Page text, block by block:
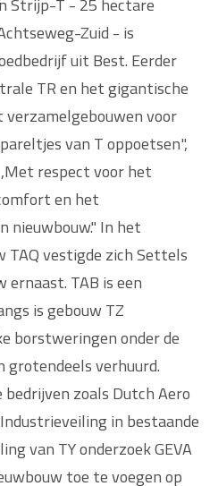
Zuid - is
uit Best. Eerder
TR en het gigantische
voor
van T oppoetsen",
respect voor het
en het
nieuwbouw." In het
TAQ vestigde zich Settels
ernaast. TAB is een
is gebouw TZ
borstweringen onder de
grotendeels verhuurd.
zoals Dutch Aero
in bestaande
van TY onderzoek GEVA
toe te voegen op